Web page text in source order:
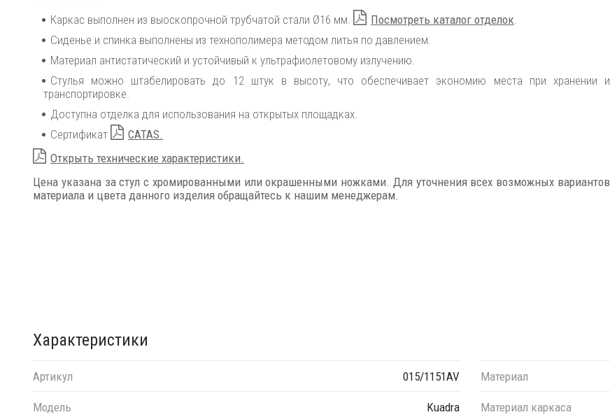
Каркас выполнен из выоскопрочной трубчатой стали Ø16 мм.
Посмотреть каталог отделок.
Сиденье и спинка выполнены из технополимера методом литья по давлением.
Материал антистатический и устойчивый к ультрафиолетовому излучению.
Стулья можно штабелировать до 12 штук в высоту, что обеспечивает экономию места при хранении и
транспортировке.
Доступна отделка для использования на открытых площадках.
Сертификат
CATAS.
Открыть технические характеристики.
Цена указана за стул с хромированными или окрашенными ножками. Для уточнения всех возможных вариантов
материала и цвета данного изделия обращайтесь к нашим менеджерам.
Характеристики
Артикул 015/1151AV
Модель Kuadra
Материал
Материал каркаса